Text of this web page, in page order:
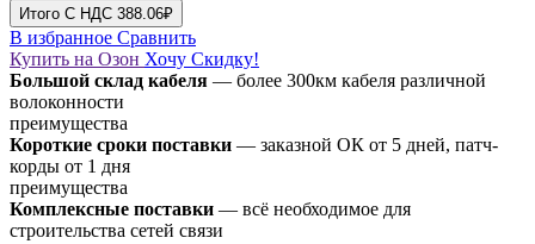
Итого C НДС 388.06₽
В избранное Сравнить
Купить на Озон Хочу Скидку!
Большой склад кабеля — более 300км кабеля различной
волоконности
преимущества
Короткие сроки поставки — заказной ОК от 5 дней, патч-
корды от 1 дня
преимущества
Комплексные поставки — всё необходимое для
строительства сетей связи